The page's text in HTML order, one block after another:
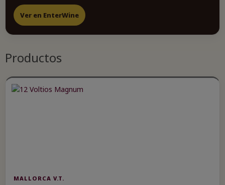
Ver en EnterWine
Productos
MALLORCA V.T.